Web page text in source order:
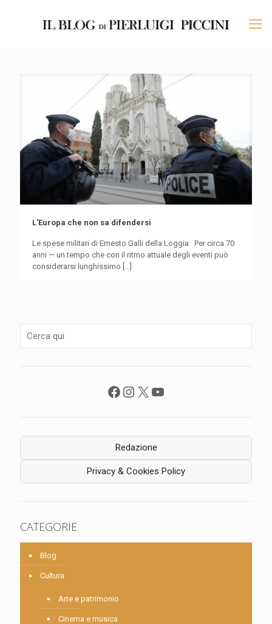
L’Europa che non sa difendersi
Le spese militari di Ernesto Galli della Loggia Per circa 70
anni — un tempo che con il ritmo attuale degli eventi può
considerarsi lunghissimo
Facebook
Instagram
X YouTube
Redazione
Privacy & Cookies Policy
CATEGORIE
Blog
Cultura
Arte e patrimonio
Cinema e musica